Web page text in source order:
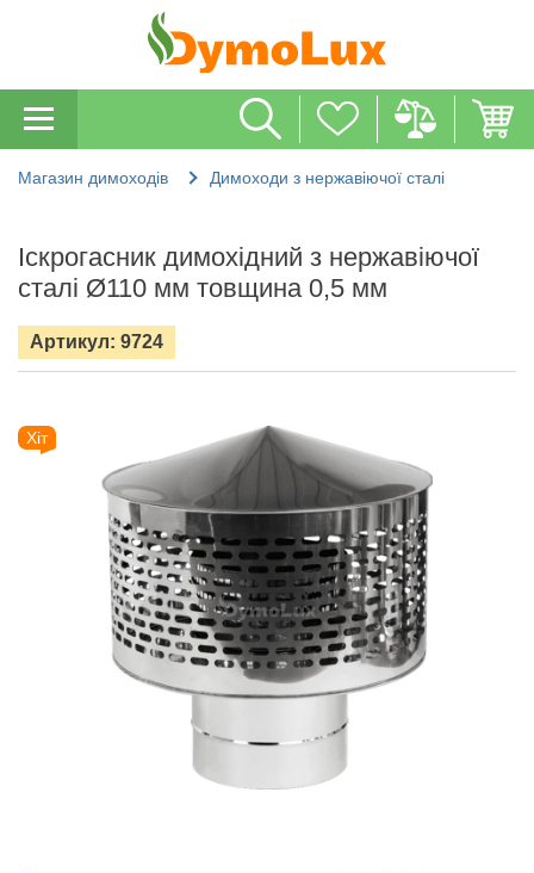
Магазин димоходів Димоходи з нержавіючої сталі
Іскрогасник димохідний з нержавіючої
сталі Ø110 мм товщина 0,5 мм
Артикул: 9724
Хіт